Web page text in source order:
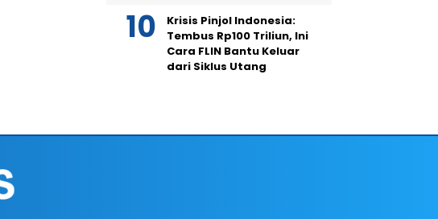
Krisis Pinjol Indonesia:
Tembus Rp100 Triliun, Ini
Cara FLIN Bantu Keluar
dari Siklus Utang